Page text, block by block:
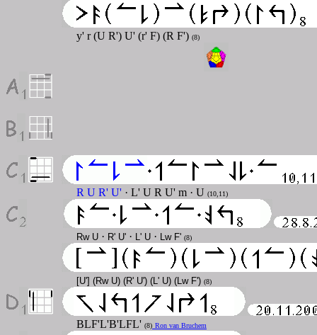
y' r (U R') U' (r' F) (R F') (8)
R U R' U' · L' U R U' m · U (10,11)
Rw U · R' U' · L' U · Lw F' (8)
[U'] (Rw U) (R' U') (L' U) (Lw F') (8)
BLF'L'B'LFL' (8) Ron van Bruchem